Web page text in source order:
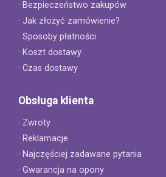
· Bezpieczeństwo zakupów
· Jak złożyć zamówienie?
· Sposoby płatności
· Koszt dostawy
· Czas dostawy
Obsługa klienta
· Zwroty
· Reklamacje
· Najczęściej zadawane pytania
· Gwarancja na opony